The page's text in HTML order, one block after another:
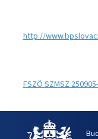
http://